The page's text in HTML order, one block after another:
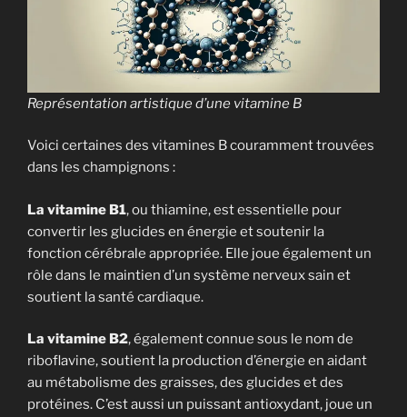
Représentation artistique d’une vitamine B
Voici certaines des vitamines B couramment trouvées
dans les champignons :
La vitamine B1, ou thiamine, est essentielle pour
convertir les glucides en énergie et soutenir la
fonction cérébrale appropriée. Elle joue également un
rôle dans le maintien d’un système nerveux sain et
soutient la santé cardiaque.
La vitamine B2, également connue sous le nom de
riboflavine, soutient la production d’énergie en aidant
au métabolisme des graisses, des glucides et des
protéines. C’est aussi un puissant antioxydant, joue un